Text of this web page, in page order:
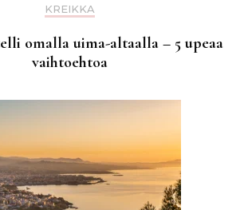
KREIKKA
omalla uima-altaalla – 5 upeaa
vaihtoehtoa